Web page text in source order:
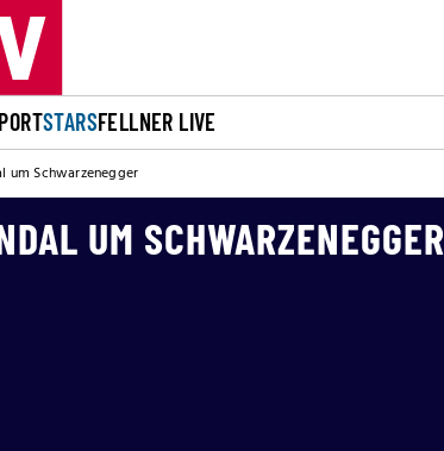
STARSFELLNER LIVE
um Schwarzenegger
UM SCHWARZENEGGER